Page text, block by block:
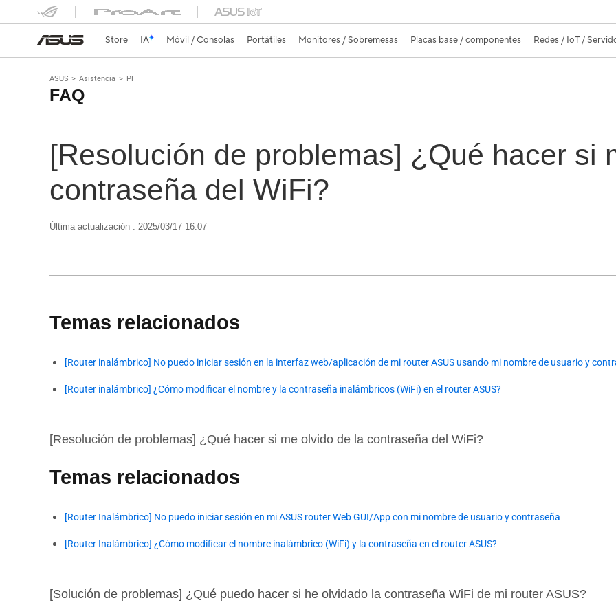
Store IA Móvil / Consolas Portátiles Monitores / Sobremesas Placas base / componentes Redes / IoT /
ASUS Asistencia PF
FAQ
[Resolución de problemas] ¿Qué hacer si
contraseña del WiFi?
Última actualización : 2025/03/17 16:07
Temas relacionados
[Router inalámbrico] No puedo iniciar sesión en la interfaz web/aplicación de mi router ASUS usando mi nombre de usuario y
[Router inalámbrico] ¿Cómo modificar el nombre y la contraseña inalámbricos (WiFi) en el router ASUS?
[Resolución de problemas] ¿Qué hacer si me olvido de la contraseña del WiFi?
Temas relacionados
[Router Inalámbrico] No puedo iniciar sesión en mi ASUS router Web GUI/App con mi nombre de usuario y contraseña
[Router Inalámbrico] ¿Cómo modificar el nombre inalámbrico (WiFi) y la contraseña en el router ASUS?
[Solución de problemas] ¿Qué puedo hacer si he olvidado la contraseña WiFi de mi router ASUS?